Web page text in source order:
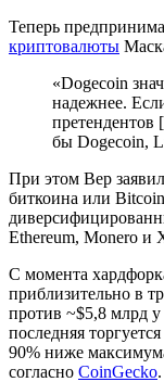
Теперь
криптовалюты
«Dogecoin
надежнее.
бы Dogecoin,
При этом Вер
биткоина или
Ethereum, Monero и
С момента
приблизительно в
против ~$5,8 млрд
последняя
90% ниже
согласно CoinGecko.